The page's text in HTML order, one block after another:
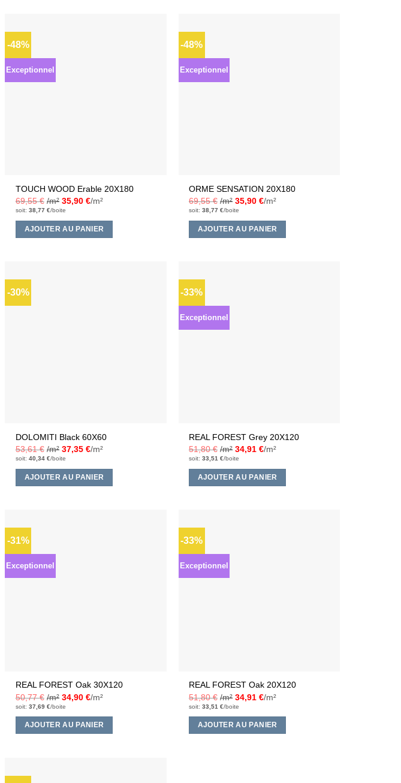
-48%
Exceptionnel
TOUCH WOOD Erable 20X180
69,55€ /m² 35,90€/m²
soit: 38,77 €/boite
AJOUTER AU PANIER
-48%
Exceptionnel
ORME SENSATION 20X180
69,55€ /m² 35,90€/m²
soit: 38,77 €/boite
AJOUTER AU PANIER
-30%
DOLOMITI Black 60X60
53,61€ /m² 37,35€/m²
soit: 40,34 €/boite
AJOUTER AU PANIER
-33%
Exceptionnel
REAL FOREST Grey 20X120
51,80€ /m² 34,91€/m²
soit: 33,51 €/boite
AJOUTER AU PANIER
-31%
Exceptionnel
REAL FOREST Oak 30X120
50,77€ /m² 34,90€/m²
soit: 37,69 €/boite
AJOUTER AU PANIER
-33%
Exceptionnel
REAL FOREST Oak 20X120
51,80€ /m² 34,91€/m²
soit: 33,51 €/boite
AJOUTER AU PANIER